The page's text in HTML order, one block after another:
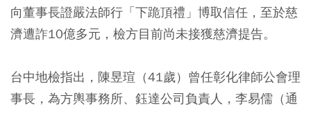
向董事長證嚴法師行「下跪頂禮」博取信任，至於慈
濟遭詐10億多元，檢方目前尚未接獲慈濟提告。
台中地檢指出，陳昱瑄（41歲）曾任彰化律師公會理
事長，為方輿事務所、鈺達公司負責人，李易儒（通